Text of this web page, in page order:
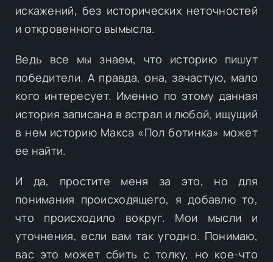
искажений, без исторических неточностей
и откровенного вымысла.
Ведь все мы знаем, что историю пишут
победители. А правда, она, зачастую, мало
кого интересует. Именно по этому данная
история записана в астрал и любой, ищущий
в нем историю Макса «Пол ботинка» может
ее найти.
И да, простите меня за это, но для
понимания происходящего, я добавлю то,
что происходило вокруг. Мои мысли и
уточнения, если вам так угодно. Понимаю,
вас это может сбить с толку, но кое-что